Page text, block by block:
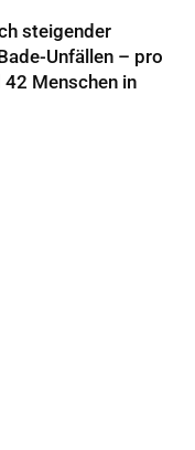
steigender
Unfällen – pro
Menschen in